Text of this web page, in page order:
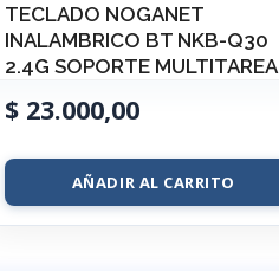
TECLADO NOGANET
INALAMBRICO BT NKB-Q30
2.4G SOPORTE MULTITAREA
$ 23.000,00
AÑADIR AL CARRITO